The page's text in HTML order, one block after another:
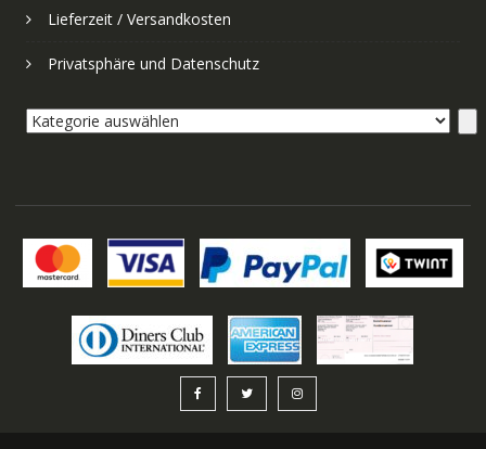
Lieferzeit / Versandkosten
Privatsphäre und Datenschutz
Kategorie